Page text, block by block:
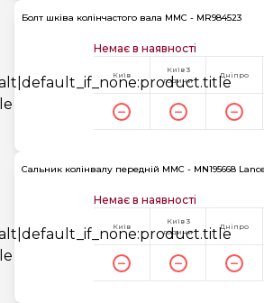
Болт шківа колінчастого вала MMC - MR984523
Немає в наявності
Київ
Київ 3
години
Дніпро
Сальник колінвалу передній MMC - MN195668
Немає в наявності
Київ
Київ 3
години
Дніпро